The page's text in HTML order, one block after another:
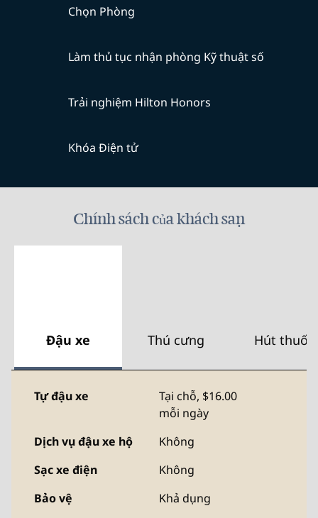
Chọn Phòng
Làm thủ tục nhận phòng Kỹ thuật số
Trải nghiệm Hilton Honors
Khóa Điện tử
Chính sách của khách sạn
Đậu xe Thú cưng Hút thuốc
Tự đậu xe Tại chỗ, $16.00
mỗi ngày
Dịch vụ đậu xe hộ
Không
Sạc xe điện
Không
Bảo vệ
Khả dụng